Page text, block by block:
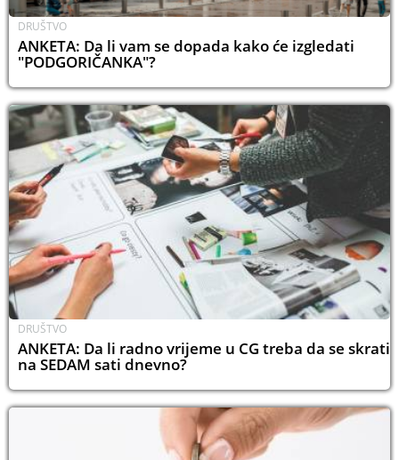
DRUŠTVO
ANKETA: Da li vam se dopada kako će izgledati
"PODGORIČANKA"?
DRUŠTVO
ANKETA: Da li radno vrijeme u CG treba da se skrati
na SEDAM sati dnevno?